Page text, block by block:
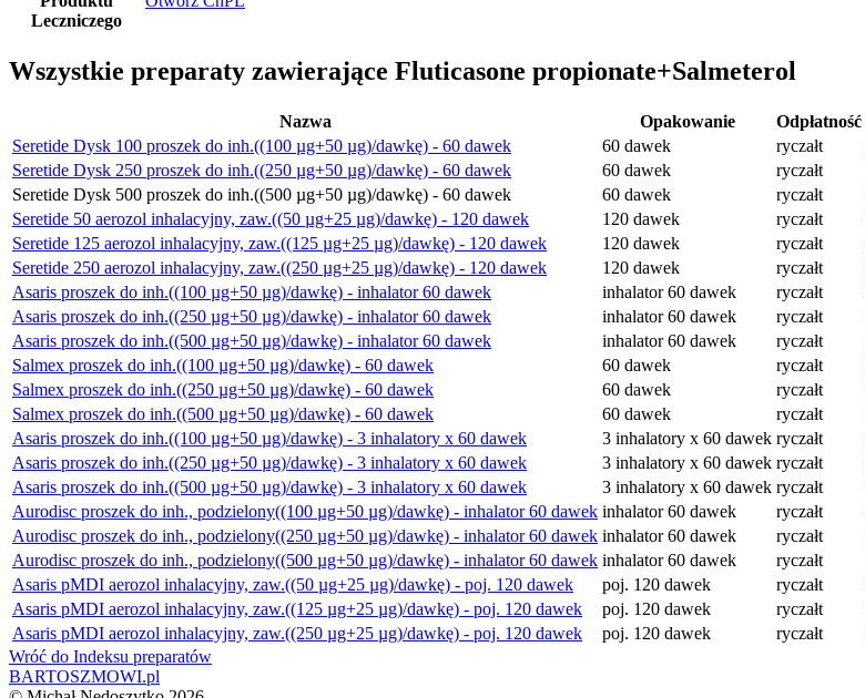
Leczniczego
Wszystkie preparaty zawierające Fluticasone propionate+Salmeterol
Nazwa Opakowanie Odpłatność
Seretide Dysk 100 proszek do inh.((100 µg+50 µg)/dawkę) - 60 dawek
60 dawek ryczałt
Seretide Dysk 250 proszek do inh.((250 µg+50 µg)/dawkę) - 60 dawek
60 dawek ryczałt
Seretide Dysk 500 proszek do inh.((500 µg+50 µg)/dawkę) - 60 dawek
60 dawek ryczałt
Seretide 50 aerozol inhalacyjny, zaw.((50 µg+25 µg)/dawkę) - 120 dawek
120 dawek ryczałt
Seretide 125 aerozol inhalacyjny, zaw.((125 µg+25 µg)/dawkę) - 120 dawek
120 dawek ryczałt
Seretide 250 aerozol inhalacyjny, zaw.((250 µg+25 µg)/dawkę) - 120 dawek
120 dawek ryczałt
Asaris proszek do inh.((100 µg+50 µg)/dawkę) - inhalator 60 dawek
inhalator 60 dawek ryczałt
Asaris proszek do inh.((250 µg+50 µg)/dawkę) - inhalator 60 dawek
inhalator 60 dawek ryczałt
Asaris proszek do inh.((500 µg+50 µg)/dawkę) - inhalator 60 dawek
inhalator 60 dawek ryczałt
Salmex proszek do inh.((100 µg+50 µg)/dawkę) - 60 dawek
60 dawek ryczałt
Salmex proszek do inh.((250 µg+50 µg)/dawkę) - 60 dawek
60 dawek ryczałt
Salmex proszek do inh.((500 µg+50 µg)/dawkę) - 60 dawek
60 dawek ryczałt
Asaris proszek do inh.((100 µg+50 µg)/dawkę) - 3 inhalatory x 60 dawek
3 inhalatory x 60 dawek ryczałt
Asaris proszek do inh.((250 µg+50 µg)/dawkę) - 3 inhalatory x 60 dawek
3 inhalatory x 60 dawek ryczałt
Asaris proszek do inh.((500 µg+50 µg)/dawkę) - 3 inhalatory x 60 dawek
3 inhalatory x 60 dawek ryczałt
Aurodisc proszek do inh., podzielony((100 µg+50 µg)/dawkę) - inhalator 60 dawek inhalator 60 dawek ryczałt
Aurodisc proszek do inh., podzielony((250 µg+50 µg)/dawkę) - inhalator 60 dawek inhalator 60 dawek ryczałt
Aurodisc proszek do inh., podzielony((500 µg+50 µg)/dawkę) - inhalator 60 dawek inhalator 60 dawek ryczałt
Asaris pMDI aerozol inhalacyjny, zaw.((50 µg+25 µg)/dawkę) - poj. 120 dawek
poj. 120 dawek ryczałt
Asaris pMDI aerozol inhalacyjny, zaw.((125 µg+25 µg)/dawkę) - poj. 120 dawek
poj. 120 dawek ryczałt
Asaris pMDI aerozol inhalacyjny, zaw.((250 µg+25 µg)/dawkę) - poj. 120 dawek
poj. 120 dawek ryczałt
Wróć do Indeksu preparatów
BARTOSZMOWI.pl